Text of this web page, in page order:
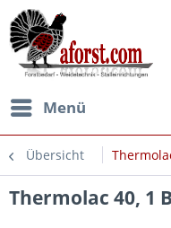
Menü
Übersicht
Thermolac 40, 1